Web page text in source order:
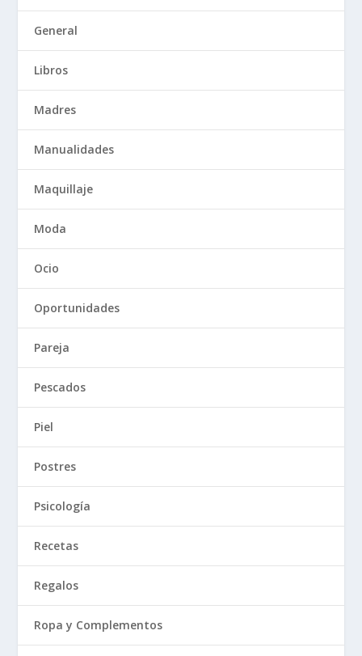
General
Libros
Madres
Manualidades
Maquillaje
Moda
Ocio
Oportunidades
Pareja
Pescados
Piel
Postres
Psicología
Recetas
Regalos
Ropa y Complementos